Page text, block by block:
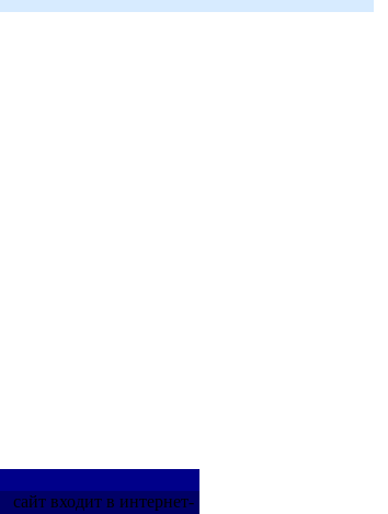
сайт входит в интернет-